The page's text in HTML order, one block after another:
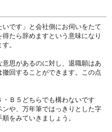
です」と会社側にお伺いをたて
たら辞めますという意味になり
。
思があるのに対し、退職願はあ
回することができます。この点
Ｂ５どちらでも構わないです
や、万年筆ではっきりとした字
をみていきましょう。